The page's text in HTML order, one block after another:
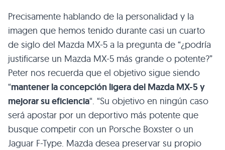
Precisamente hablando de la personalidad y la
imagen que hemos tenido durante casi un cuarto
de siglo del Mazda MX-5 a la pregunta de “¿podría
justificarse un Mazda MX-5 más grande o potente?”
Peter nos recuerda que el objetivo sigue siendo
“mantener la concepción ligera del Mazda MX-5 y
mejorar su eficiencia“. “Su objetivo en ningún caso
será apostar por un deportivo más potente que
busque competir con un Porsche Boxster o un
Jaguar F-Type. Mazda desea preservar su propio